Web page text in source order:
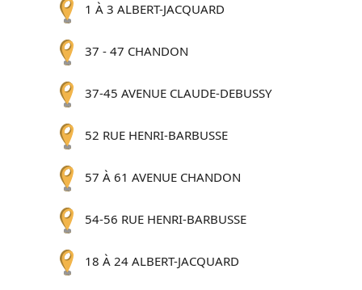
1 À 3 ALBERT-JACQUARD
37 - 47 CHANDON
37-45 AVENUE CLAUDE-DEBUSSY
52 RUE HENRI-BARBUSSE
57 À 61 AVENUE CHANDON
54-56 RUE HENRI-BARBUSSE
18 À 24 ALBERT-JACQUARD